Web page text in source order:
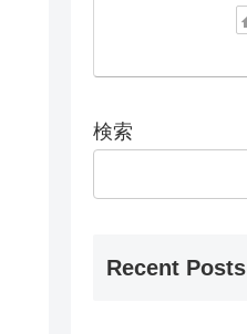
検索
Recent Posts